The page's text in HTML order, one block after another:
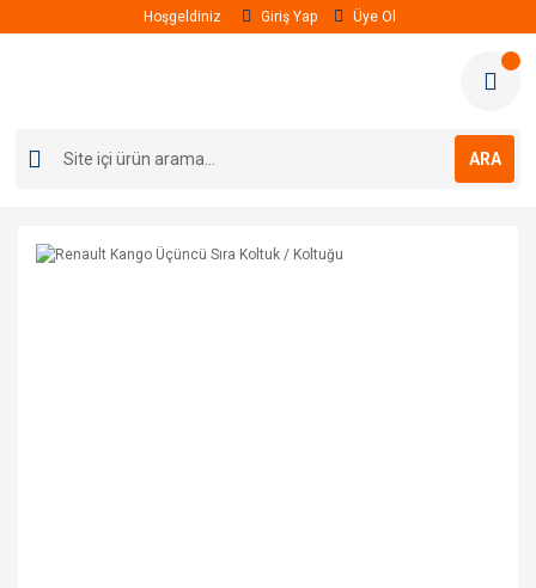
Hoşgeldiniz Giriş Yap Üye Ol
ARA